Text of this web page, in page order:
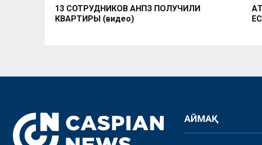
13 СОТРУДНИКОВ АНПЗ ПОЛУЧИЛИ
КВАРТИРЫ (видео)
АЙМАҚ